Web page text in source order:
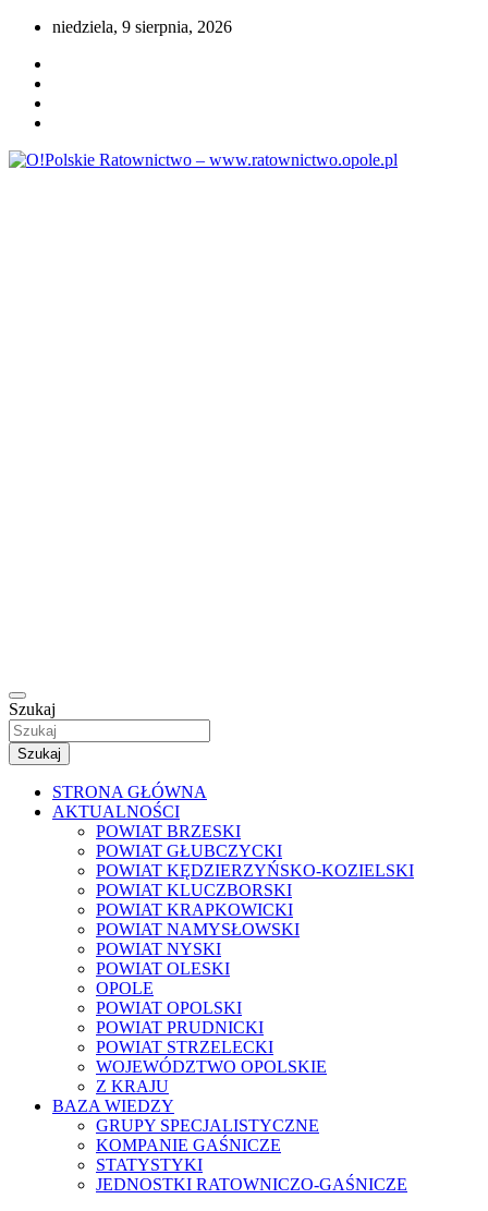
Przejdź
treści
niedziela, 9 sierpnia, 2026
Szukaj
Szukaj
STRONA GŁÓWNA
AKTUALNOŚCI
POWIAT BRZESKI
POWIAT GŁUBCZYCKI
POWIAT KĘDZIERZYŃSKO-KOZIELSKI
POWIAT KLUCZBORSKI
POWIAT KRAPKOWICKI
POWIAT NAMYSŁOWSKI
POWIAT NYSKI
POWIAT OLESKI
OPOLE
POWIAT OPOLSKI
POWIAT PRUDNICKI
POWIAT STRZELECKI
WOJEWÓDZTWO OPOLSKIE
Z KRAJU
BAZA WIEDZY
GRUPY SPECJALISTYCZNE
KOMPANIE GAŚNICZE
STATYSTYKI
JEDNOSTKI RATOWNICZO-GAŚNICZE